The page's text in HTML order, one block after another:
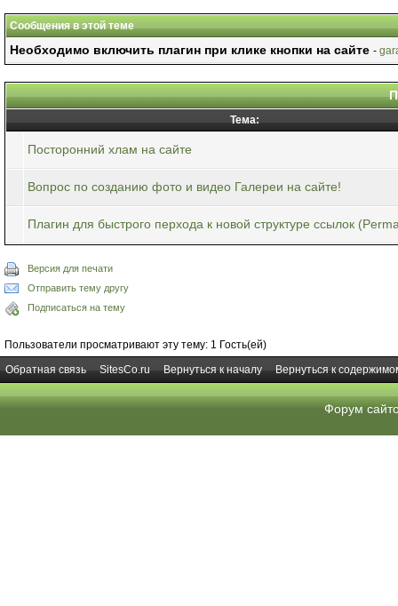
Сообщения в этой теме
Необходимо включить плагин при клике кнопки на сайте -
Тема:
Посторонний хлам на сайте
Вопрос по созданию фото и видео Галереи на сайте!
Плагин для быстрого перхода к новой структуре ссылок
Версия для печати
Отправить тему другу
Подписаться на тему
Пользователи просматривают эту тему: 1 Гость(ей)
Обратная связь
SitesCo.ru Вернуться к началу Вернуться к
Форум